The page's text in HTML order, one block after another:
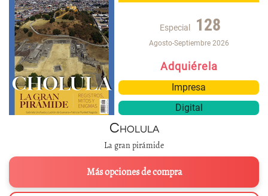
Especial 128
Agosto-Septiembre 2026
Adquiérela
Impresa
Digital
Cholula
La gran pirámide
Más opciones de compra